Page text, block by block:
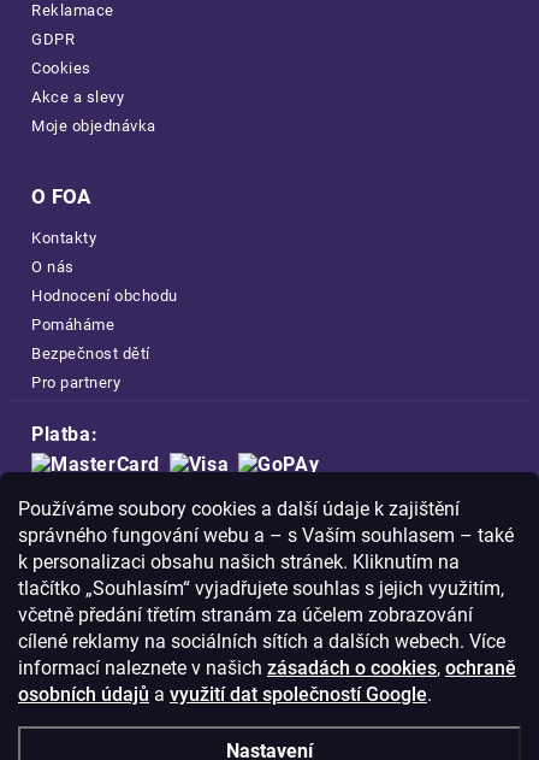
Používáme soubory cookies a další údaje k zajištění
správného fungování webu a – s Vaším souhlasem – také
k personalizaci obsahu našich stránek. Kliknutím na
tlačítko „Souhlasím“ vyjadřujete souhlas s jejich využitím,
včetně předání třetím stranám za účelem zobrazování
cílené reklamy na sociálních sítích a dalších webech. Více
informací naleznete v našich zásadách o cookies, ochraně
osobních údajů a využití dat společností Google.
Nastavení
Reklamace
GDPR
Cookies
Akce a slevy
Moje objednávka
O FOA
Kontakty
O nás
Hodnocení obchodu
Pomáháme
Bezpečnost dětí
Pro partnery
Platba:
Doprava:
Nakupujte na FOA bezpečně a bez obav.
Díky HTTPS protokolu jsou Vaše citlivá
data v naprostém bezpečí.
© Copyright2026Westlogic s.r.o.,